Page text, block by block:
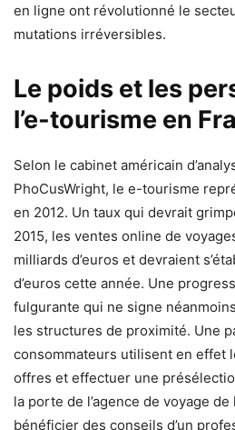
en ligne ont révolutionné le
mutations irréversibles.
Le poids et les
l’e-tourisme en
Selon le cabinet américain
PhoCusWright, le e-tourisme
en 2012. Un taux qui devrait
2015, les ventes online de
milliards d’euros et devraient
d’euros cette année. Une
fulgurante qui ne signe
les structures de proximité. Une
consommateurs utilisent en effet
offres et effectuer une
la porte de l’agence de voyage
bénéficier des conseils d’un